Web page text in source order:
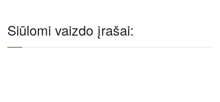
Siūlomi vaizdo įrašai: